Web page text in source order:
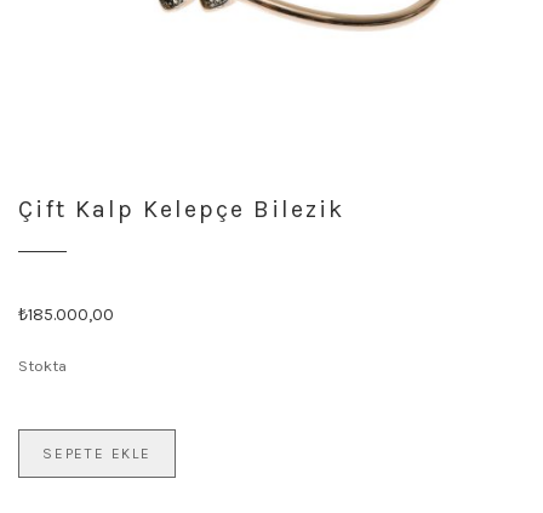
Çift Kalp Kelepçe Bilezik
Orijinal
₺185.001,00.
₺185.000,00
Stokta
SEPETE EKLE